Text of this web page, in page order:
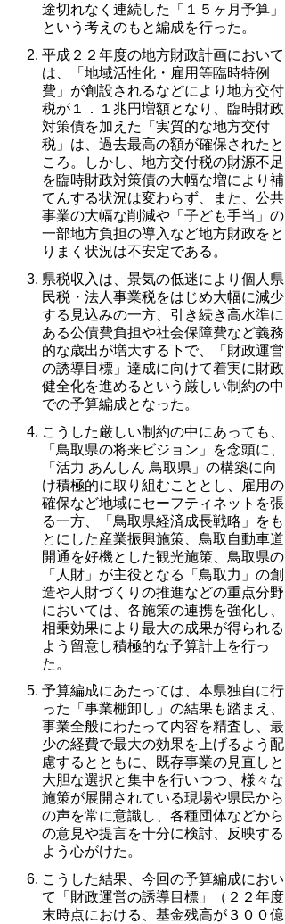
途切れなく連続した「１５ヶ月予算」
という考えのもと編成を行った。
平成２２年度の地方財政計画において
は、「地域活性化・雇用等臨時特例
費」が創設されるなどにより地方交付
税が１．１兆円増額となり、臨時財政
対策債を加えた「実質的な地方交付
税」は、過去最高の額が確保されたと
ころ。しかし、地方交付税の財源不足
を臨時財政対策債の大幅な増により補
てんする状況は変わらず、また、公共
事業の大幅な削減や「子ども手当」の
一部地方負担の導入など地方財政をと
りまく状況は不安定である。
県税収入は、景気の低迷により個人県
民税・法人事業税をはじめ大幅に減少
する見込みの一方、引き続き高水準に
ある公債費負担や社会保障費など義務
的な歳出が増大する下で、「財政運営
の誘導目標」達成に向けて着実に財政
健全化を進めるという厳しい制約の中
での予算編成となった。
こうした厳しい制約の中にあっても、
「鳥取県の将来ビジョン」を念頭に、
「活力 あんしん 鳥取県」の構築に向
け積極的に取り組むこととし、雇用の
確保など地域にセーフティネットを張
る一方、「鳥取県経済成長戦略」をも
とにした産業振興施策、鳥取自動車道
開通を好機とした観光施策、鳥取県の
「人財」が主役となる「鳥取力」の創
造や人財づくりの推進などの重点分野
においては、各施策の連携を強化し、
相乗効果により最大の成果が得られる
よう留意し積極的な予算計上を行っ
た。
予算編成にあたっては、本県独自に行
った「事業棚卸し」の結果も踏まえ、
事業全般にわたって内容を精査し、最
少の経費で最大の効果を上げるよう配
慮するとともに、既存事業の見直しと
大胆な選択と集中を行いつつ、様々な
施策が展開されている現場や県民から
の声を常に意識し、各種団体などから
の意見や提言を十分に検討、反映する
よう心がけた。
こうした結果、今回の予算編成におい
て「財政運営の誘導目標」（２２年度
末時点における、基金残高が３００億